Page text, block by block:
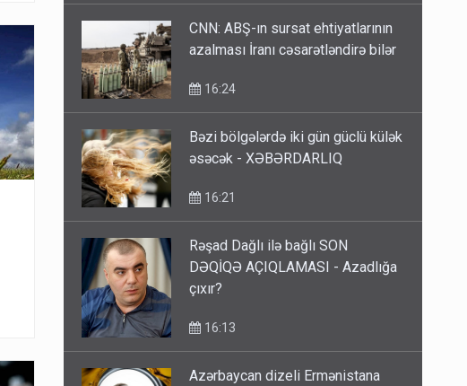
CNN: ABŞ-ın sursat ehtiyatlarının
azalması İranı cəsarətləndirə bilər
16:24
Bəzi bölgələrdə iki gün güclü külək
əsəcək - XƏBƏRDARLIQ
16:21
Rəşad Dağlı ilə bağlı SON
DƏQİQƏ AÇIQLAMASI - Azadlığa
çıxır?
16:13
Azərbaycan dizeli Ermənistana